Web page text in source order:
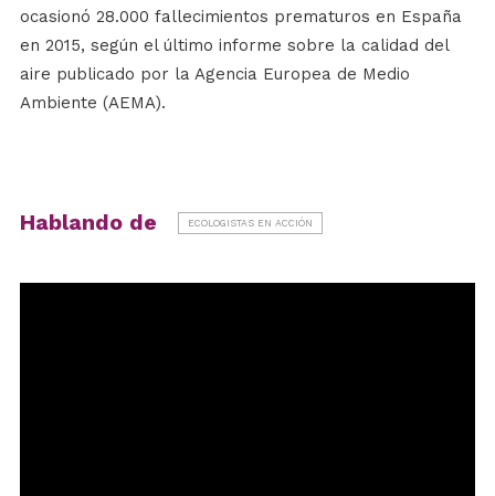
ocasionó 28.000 fallecimientos prematuros en España
en 2015, según el último informe sobre la calidad del
aire publicado por la Agencia Europea de Medio
Ambiente (AEMA).
Hablando de ECOLOGISTAS EN ACCIÓN